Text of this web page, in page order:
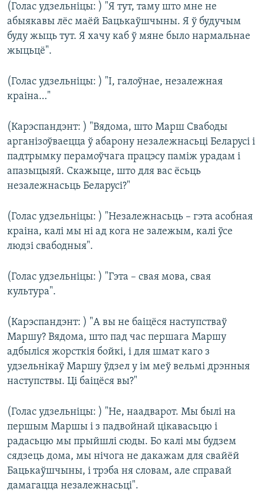
(Голас удзельніцы: ) "Я тут, таму што мне не
абыякавы лёс маёй Бацькаўшчыны. Я ў будучым
буду жыць тут. Я хачу каб ў мяне было нармальнае
жыцьцё".
(Голас удзельніцы: ) "І, галоўнае, незалежная
краіна…"
(Карэспандэнт: ) "Вядома, што Марш Свабоды
арганізоўваецца ў абарону незалежнасьці Беларусі і
падтрымку перамоўчага працэсу паміж урадам і
апазыцыяй. Скажыце, што для вас ёсьць
незалежнасьць Беларусі?"
(Голас удзельніцы: ) "Незалежнасьць – гэта асобная
краіна, калі мы ні ад кога не залежым, калі ўсе
людзі свабодныя".
(Голас удзельніцы: ) "Гэта – свая мова, свая
культура".
(Карэспандэнт: ) "А вы не баіцёся наступстваў
Маршу? Вядома, што пад час першага Маршу
адбыліся жорсткія бойкі, і для шмат каго з
удзельнікаў Маршу ўдзел у ім меў вельмі дрэнныя
наступствы. Ці баіцёся вы?"
(Голас удзельніцы: ) "Не, наадварот. Мы былі на
першым Маршы і з падвойнай цікавасьцю і
радасьцю мы прыйшлі сюды. Бо калі мы будзем
сядзець дома, мы нічога не дакажам для свайёй
Бацькаўшчыны, і трэба ня словам, але справай
дамагацца незалежнасьці".